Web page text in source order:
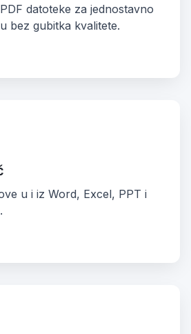
datoteke za jednostavno
bez gubitka kvalitete.
u i iz Word, Excel, PPT i